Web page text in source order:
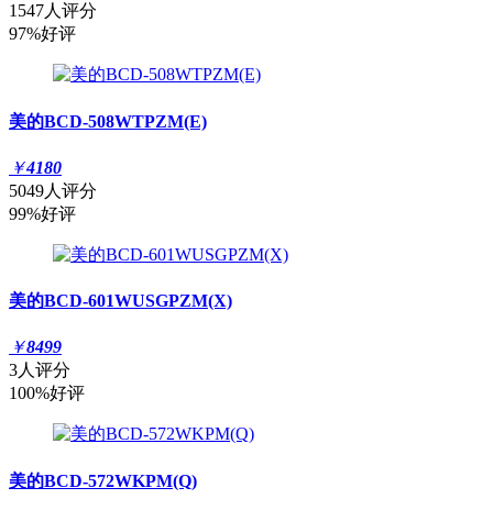
1547人评分
97%好评
美的BCD-508WTPZM(E)
￥4180
5049人评分
99%好评
美的BCD-601WUSGPZM(X)
￥8499
3人评分
100%好评
美的BCD-572WKPM(Q)